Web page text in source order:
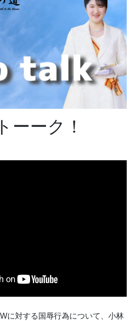
ーーク！
に対する国辱行為について、小林